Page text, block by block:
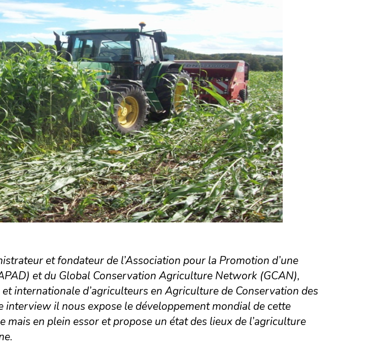
et fondateur de l’Association pour la Promotion d’une
et du Global Conservation Agriculture Network (GCAN),
internationale d’agriculteurs en Agriculture de Conservation des
interview il nous expose le développement mondial de cette
mais en plein essor et propose un état des lieux de l’agriculture